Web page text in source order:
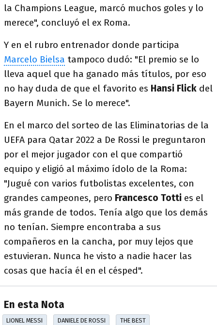
la Champions League, marcó muchos goles y lo
merece", concluyó el ex Roma.
Y en el rubro entrenador donde participa
Marcelo Bielsa tampoco dudó: "El premio se lo
lleva aquel que ha ganado más títulos, por eso
no hay duda de que el favorito es Hansi Flick del
Bayern Munich. Se lo merece".
En el marco del sorteo de las Eliminatorias de la
UEFA para Qatar 2022 a De Rossi le preguntaron
por el mejor jugador con el que compartió
equipo y eligió al máximo ídolo de la Roma:
"Jugué con varios futbolistas excelentes, con
grandes campeones, pero Francesco Totti es el
más grande de todos. Tenía algo que los demás
no tenían. Siempre encontraba a sus
compañeros en la cancha, por muy lejos que
estuvieran. Nunca he visto a nadie hacer las
cosas que hacía él en el césped".
En esta Nota
LIONEL MESSI DANIELE DE ROSSI THE BEST